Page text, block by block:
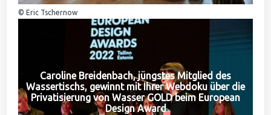
© Eric Tschernow
Caroline Breidenbach, jüngstes Mitglied des
Wassertischs, gewinnt mit Ihrer Webdoku über die
Privatisierung von Wasser GOLD beim European
Design Award